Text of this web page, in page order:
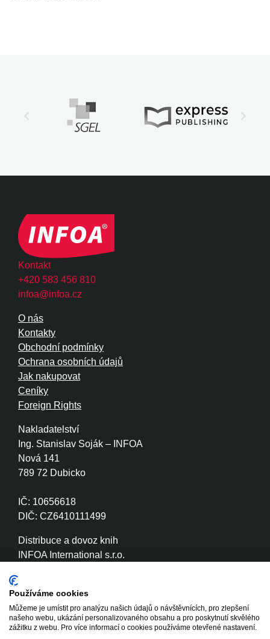
Kontakt
+420 583 456 810
infoa@infoa.cz
Nakladatelství
Ing. Stanislav Soják – INFOA
Nová 141
789 72 Dubicko
IČ: 10656618
DIČ: CZ6410111499
Distribuce a dovoz knih
INFOA International s.r.o.
IČ: 26870886
DIČ: CZ26870886
O nás
Kontakty
Obchodní podmínky
Ochrana osobních údajů
Jak nakupovat
Ceníky
Foreign Rights
Používáme cookies
Můžeme je umístit pro analýzu našich údajů o návštěvnících, pro zlepšení
našeho webu, ukázání personalizovaného obsahu a pro poskytnutí skvělého
zážitku z webu. Pro více informací o cookies používáme otevřené nastavení.